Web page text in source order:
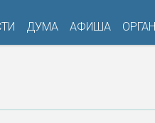
ДУМА АФИША